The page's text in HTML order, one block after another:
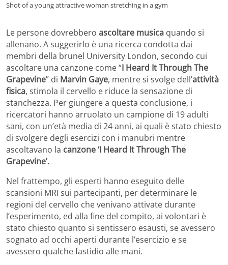
Shot of a young attractive woman stretching in a gym
Le persone dovrebbero ascoltare musica quando si
allenano. A suggerirlo è una ricerca condotta dai
membri della brunel University London, secondo cui
ascoltare una canzone come “I Heard It Through The
Grapevine” di Marvin Gaye, mentre si svolge dell’attività
fisica, stimola il cervello e riduce la sensazione di
stanchezza. Per giungere a questa conclusione, i
ricercatori hanno arruolato un campione di 19 adulti
sani, con un’età media di 24 anni, ai quali è stato chiesto
di svolgere degli esercizi con i manubri mentre
ascoltavano la canzone ‘I Heard It Through The
Grapevine’.
Nel frattempo, gli esperti hanno eseguito delle
scansioni MRI sui partecipanti, per determinare le
regioni del cervello che venivano attivate durante
l’esperimento, ed alla fine del compito, ai volontari è
stato chiesto quanto si sentissero esausti, se avessero
sognato ad occhi aperti durante l’esercizio e se
avessero qualche fastidio alle mani.